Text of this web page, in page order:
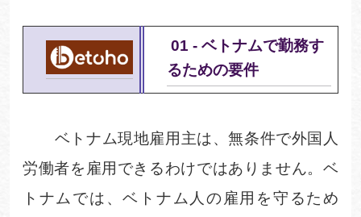
01 - ベトナムで勤務す
るための要件
ベトナム現地雇用主は、無条件で外国人
労働者を雇用できるわけではありません。ベ
トナムでは、ベトナム人の雇用を守るため